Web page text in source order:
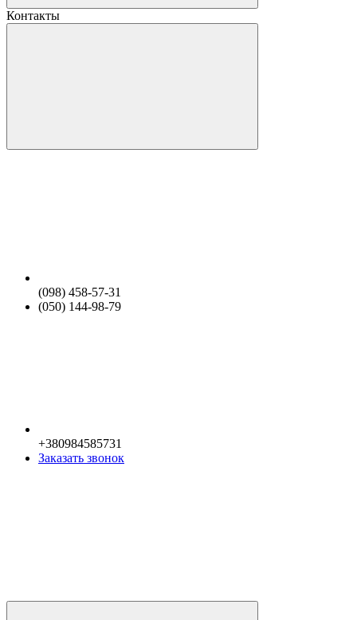
Контакты
(098) 458-57-31
(050) 144-98-79
+380984585731
Заказать звонок